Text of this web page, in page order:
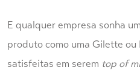
E qualquer empresa sonha
produto como uma Gilette
satisfeitas em serem top of